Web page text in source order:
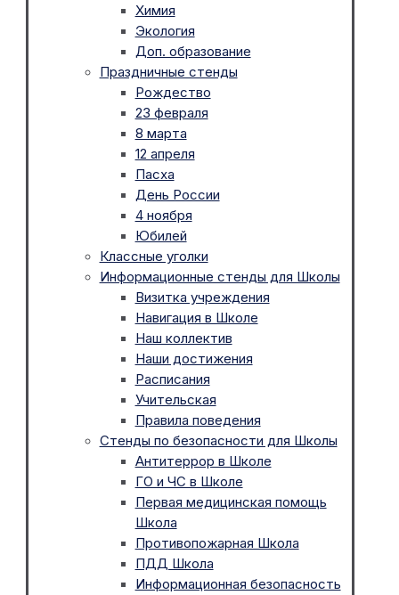
Химия
Экология
Доп. образование
Праздничные стенды
Рождество
23 февраля
8 марта
12 апреля
Пасха
День России
4 ноября
Юбилей
Классные уголки
Информационные стенды для Школы
Визитка учреждения
Навигация в Школе
Наш коллектив
Наши достижения
Расписания
Учительская
Правила поведения
Стенды по безопасности для Школы
Антитеррор в Школе
ГО и ЧС в Школе
Первая медицинская помощь
Школа
Противопожарная Школа
ПДД Школа
Информационная безопасность